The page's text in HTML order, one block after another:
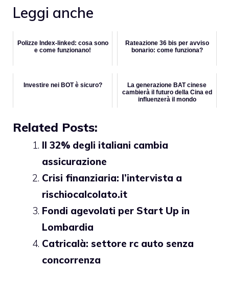
Leggi anche
Polizze Index-linked: cosa sono
e come funzionano!
Rateazione 36 bis per avviso
bonario: come funziona?
Investire nei BOT è sicuro?
La generazione BAT cinese
cambierà il futuro della Cina ed
influenzerà il mondo
Related Posts:
Il 32% degli italiani cambia
assicurazione
Crisi finanziaria: l’intervista a
rischiocalcolato.it
Fondi agevolati per Start Up in
Lombardia
Catricalà: settore rc auto senza
concorrenza